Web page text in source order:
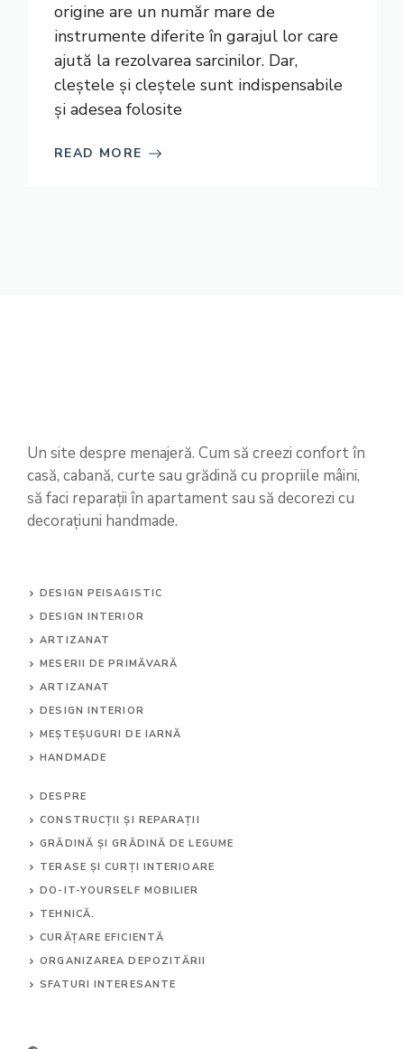
origine are un număr mare de
instrumente diferite în garajul lor care
ajută la rezolvarea sarcinilor. Dar,
cleștele și cleștele sunt indispensabile
și adesea folosite
READ MORE
Un site despre menajeră. Cum să creezi confort în
casă, cabană, curte sau grădină cu propriile mâini,
să faci reparații în apartament sau să decorezi cu
decorațiuni handmade.
DESIGN PEISAGISTIC
DESIGN INTERIOR
ARTIZANAT
MESERII DE PRIMĂVARĂ
ARTIZANAT
DESIGN INTERIOR
MEȘTEȘUGURI DE IARNĂ
HANDMADE
DESPRE
CONSTRUCȚII ȘI REPARAȚII
GRĂDINĂ ȘI GRĂDINĂ DE LEGUME
TERASE ȘI CURȚI INTERIOARE
DO-IT-YOURSELF MOBILIER
TEHNICĂ.
CURĂȚARE EFICIENTĂ
ORGANIZAREA DEPOZITĂRII
SFATURI INTERESANTE